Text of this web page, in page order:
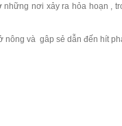
những nơi xảy ra hỏa hoạn ,
nông và gâp sẻ dẫn đến hít